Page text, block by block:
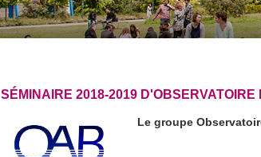
SÉMINAIRE 2018-2019
Le groupe